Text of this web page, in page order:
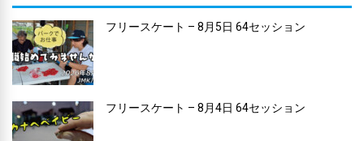
フリースケート – 8月5日 64セッション
フリースケート – 8月4日 64セッション